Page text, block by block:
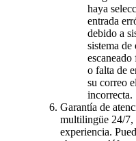
haya
entrada
debido a
sistema
o falta de
su correo
incorrecta.
Garantía de
multilingüe 24/7,
experiencia.